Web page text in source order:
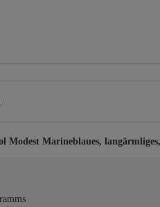
Modest Marineblaues,